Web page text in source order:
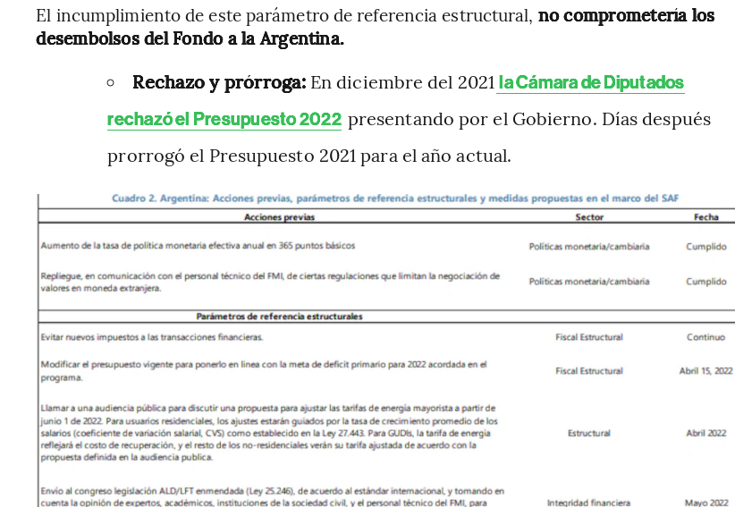
El incumplimiento de este parámetro de referencia estructural, no comprometería los
desembolsos del Fondo a la Argentina.
Rechazo y prórroga:En diciembre del 2021 la Cámara de Diputados
rechazó el Presupuesto 2022 presentando por el Gobierno. Días después
prorrogó el Presupuesto 2021 para el año actual.